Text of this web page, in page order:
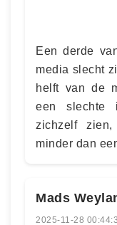
Een derde
media slecht
helft van de
een slechte
zichzelf
minder dan
Mads
2025-11-28